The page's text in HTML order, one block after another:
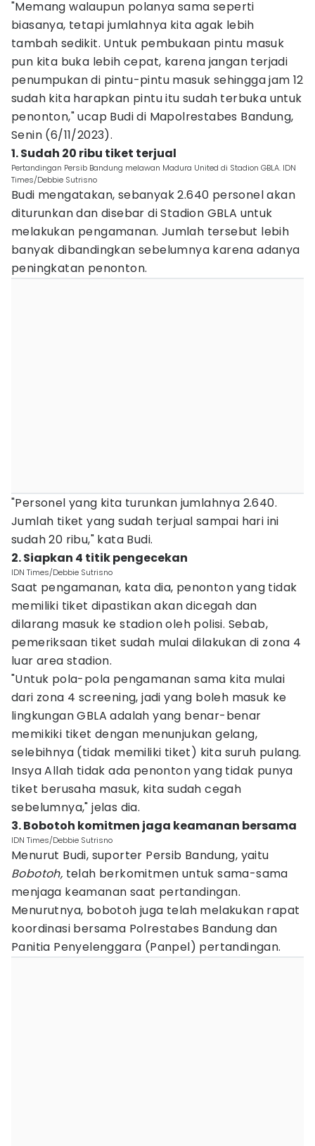
"Memang walaupun polanya sama seperti
biasanya, tetapi jumlahnya kita agak lebih
tambah sedikit. Untuk pembukaan pintu masuk
pun kita buka lebih cepat, karena jangan terjadi
penumpukan di pintu-pintu masuk sehingga jam 12
sudah kita harapkan pintu itu sudah terbuka untuk
penonton," ucap Budi di Mapolrestabes Bandung,
Senin (6/11/2023).
1. Sudah 20 ribu tiket terjual
Pertandingan Persib Bandung melawan Madura United di Stadion GBLA. IDN
Times/Debbie Sutrisno
Budi mengatakan, sebanyak 2.640 personel akan
diturunkan dan disebar di Stadion GBLA untuk
melakukan pengamanan. Jumlah tersebut lebih
banyak dibandingkan sebelumnya karena adanya
peningkatan penonton.
"Personel yang kita turunkan jumlahnya 2.640.
Jumlah tiket yang sudah terjual sampai hari ini
sudah 20 ribu," kata Budi.
2. Siapkan 4 titik pengecekan
IDN Times/Debbie Sutrisno
Saat pengamanan, kata dia, penonton yang tidak
memiliki tiket dipastikan akan dicegah dan
dilarang masuk ke stadion oleh polisi. Sebab,
pemeriksaan tiket sudah mulai dilakukan di zona 4
luar area stadion.
"Untuk pola-pola pengamanan sama kita mulai
dari zona 4 screening, jadi yang boleh masuk ke
lingkungan GBLA adalah yang benar-benar
memikiki tiket dengan menunjukan gelang,
selebihnya (tidak memiliki tiket) kita suruh pulang.
Insya Allah tidak ada penonton yang tidak punya
tiket berusaha masuk, kita sudah cegah
sebelumnya," jelas dia.
3. Bobotoh komitmen jaga keamanan bersama
IDN Times/Debbie Sutrisno
Menurut Budi, suporter Persib Bandung, yaitu
Bobotoh, telah berkomitmen untuk sama-sama
menjaga keamanan saat pertandingan.
Menurutnya, bobotoh juga telah melakukan rapat
koordinasi bersama Polrestabes Bandung dan
Panitia Penyelenggara (Panpel) pertandingan.